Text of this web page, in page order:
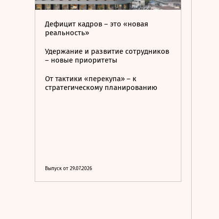
Дефицит кадров – это «новая
реальность»
Удержание и развитие сотрудников
– новые приоритеты
От тактики «перекупа» – к
стратегическому планированию
Выпуск от 29.07.2026